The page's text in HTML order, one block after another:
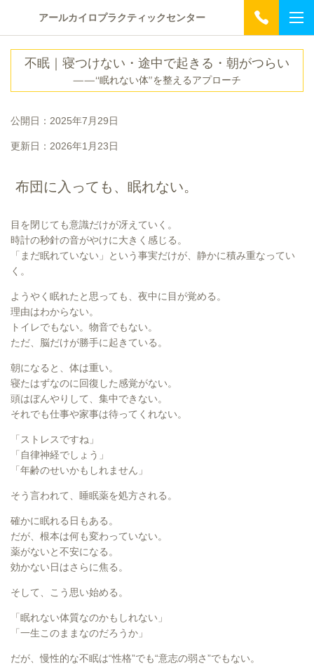
アールカイロプラクティックセンター
不眠｜寝つけない・途中で起きる・朝がつらい
——“眠れない体”を整えるアプローチ
公開日：2025年7月29日
更新日：2026年1月23日
布団に入っても、眠れない。
目を閉じても意識だけが冴えていく。
時計の秒針の音がやけに大きく感じる。
「まだ眠れていない」という事実だけが、静かに積み重なってい
く。
ようやく眠れたと思っても、夜中に目が覚める。
理由はわからない。
トイレでもない。物音でもない。
ただ、脳だけが勝手に起きている。
朝になると、体は重い。
寝たはずなのに回復した感覚がない。
頭はぼんやりして、集中できない。
それでも仕事や家事は待ってくれない。
「ストレスですね」
「自律神経でしょう」
「年齢のせいかもしれません」
そう言われて、睡眠薬を処方される。
確かに眠れる日もある。
だが、根本は何も変わっていない。
薬がないと不安になる。
効かない日はさらに焦る。
そして、こう思い始める。
「眠れない体質なのかもしれない」
「一生このままなのだろうか」
だが、慢性的な不眠は“性格”でも“意志の弱さ”でもない。